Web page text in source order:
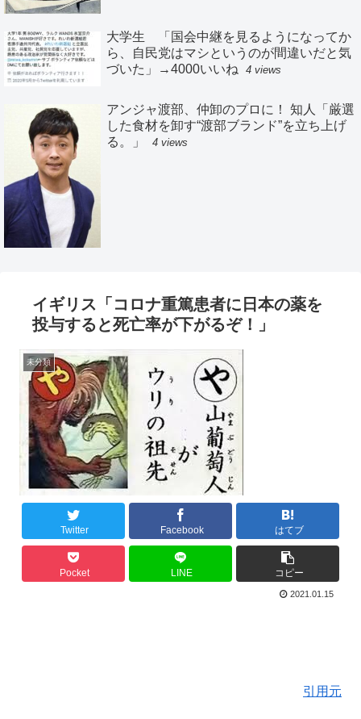
大学生 「国会中継を見るようになってか
ら、自民党はマシというのが間違いだと気
づいた」→4000いいね
4 views
アンジャ渡部、仲卸のプロに！ 知人「厳選
した食材を卸す“渡部ブランド”を立ち上げ
る。」
4 views
イギリス「コロナ重篤患者に日本の薬を
投与すると死亡率が下がるぞ！」
未分類
Twitter Facebook はてブ
Pocket LINE コピー
2021.01.15
引用元